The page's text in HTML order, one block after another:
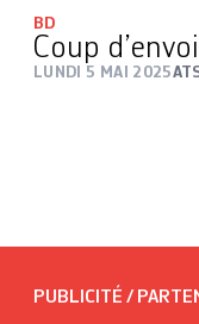
BD
Coup
LUNDI 5 MAI 2025
PUBLICITÉ /